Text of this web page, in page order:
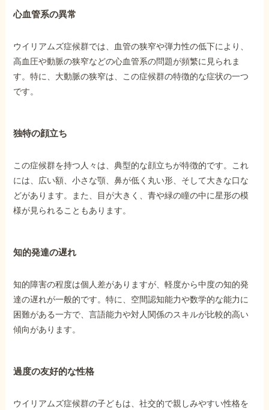
心血管系の異常
ウイリアムズ症候群では、血管の狭窄や弾力性の低下により、
高血圧や動脈の狭窄などの心血管系の問題が頻繁に見られま
す。特に、大動脈の狭窄は、この症候群の特徴的な症状の一つ
です。
独特の顔立ち
この症候群を持つ人々は、典型的な顔立ちが特徴的です。これ
には、広い額、小さな顎、鼻が低く丸い形、そして大きな口な
どがあります。また、目が大きく、青や緑の瞳の中に星形の模
様が見られることもあります。
知的発達の遅れ
知的障害の程度は個人差がありますが、軽度から中度の知的発
達の遅れが一般的です。特に、空間認知能力や数学的な能力に
困難がある一方で、言語能力や対人関係のスキルが比較的高い
傾向があります。
過度の友好的な性格
ウイリアムズ症候群の子どもは、社交的で親しみやすい性格を